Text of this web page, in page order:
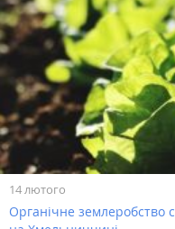
14 лютого
Органічне землеробство